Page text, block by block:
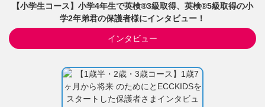
【小学生コース】小学4年生で英検®3級取得、英検®5級取得の小
学2年弟君の保護者様にインタビュー！
インタビュー